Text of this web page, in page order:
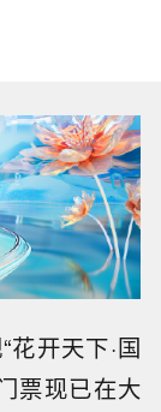
开天下·国
票现已在大